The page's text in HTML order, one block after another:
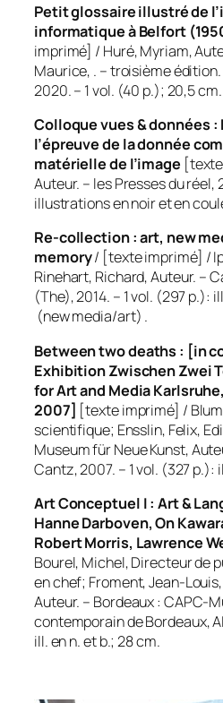
Petit glossaire illustré de
informatique à Belfort
imprimé] / Huré, Myriam,
Maurice, . – troisième
2020. – 1 vol. (40 p.); 20,5 cm.
Colloque vues & données :
l’épreuve de la donnée
matérielle de l’image
Auteur. – les Presses du réel,
illustrations en noir et en
Re-collection : art, new
memory/ [texte imprimé] /
Rinehart, Richard, Auteur. –
(The), 2014. – 1 vol. (297 p.):
(new media/art) .
Between two deaths : [in
Exhibition Zwischen Zwei
for Art and Media
2007] [texte imprimé] /
scientifique; Ensslin, Felix,
Museum für Neue Kunst,
Cantz, 2007. – 1 vol. (327
Art Conceptuel I : Art &
Hanne Darboven, On
Robert Morris, Lawrence
Bourel, Michel, Directeur de
en chef; Froment, Jean-
Auteur. – Bordeaux : CAPC-
contemporain de Bordeaux,
ill. en n. et b.; 28 cm.